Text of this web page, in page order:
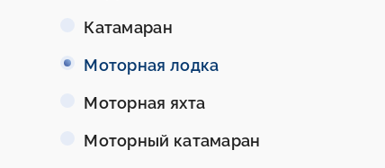
Катамаран
Моторная лодка
Моторная яхта
Моторный катамаран